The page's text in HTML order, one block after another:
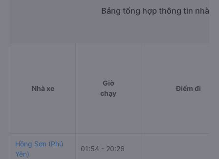
Bảng tổng hợp thông tin nhà
Nhà xe
Giờ
chạy
Điểm đi
Hồng Sơn (Phú
Yên)
01:54 - 20:26